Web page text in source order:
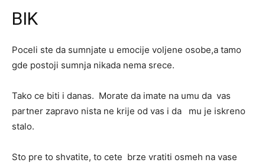
BIK
Poceli ste da sumnjate u emocije voljene osobe,a tamo
gde postoji sumnja nikada nema srece.
Tako ce biti i danas. Morate da imate na umu da vas
partner zapravo nista ne krije od vas i da mu je iskreno
stalo.
Sto pre to shvatite, to cete brze vratiti osmeh na vase